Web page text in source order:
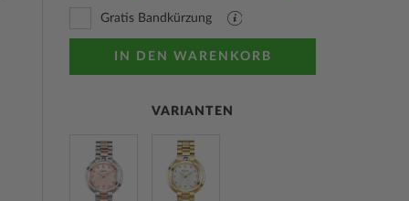
Gratis BandkürzungPDF
Datei
mit
Erläuterungen
IN DEN WARENKORB
VARIANTEN